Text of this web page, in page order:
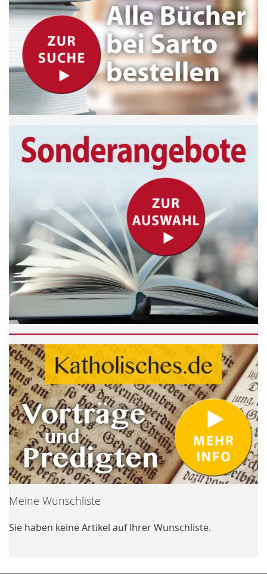
Meine Wunschliste
Sie haben keine Artikel auf Ihrer Wunschliste.